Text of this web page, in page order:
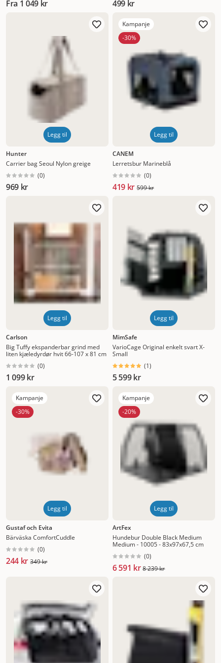
Fra 1 049 kr 499 kr
Legg til
Hunter
Carrier bag Seoul Nylon greige
(0)
969 kr
Kampanje
-30%
Legg til
CANEM
Lerretsbur Marineblå
(0)
419 kr 599 kr
Legg til
Carlson
Big Tuffy ekspanderbar grind med
liten kjæledyrdør hvit 66-107 x 81 cm
(0)
1 099 kr
Legg til
MimSafe
VarioCage Original enkelt svart X-
Small
(1)
5 599 kr
Kampanje
-30%
Legg til
Gustaf och Evita
Bärväska ComfortCuddle
(0)
244 kr 349 kr
Kampanje
-20%
Legg til
ArtFex
Hundebur Double Black Medium
Medium - 10005 - 83x97x67,5 cm
(0)
6 591 kr 8 239 kr